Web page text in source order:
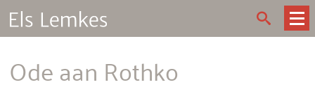
Ode aan Rothko